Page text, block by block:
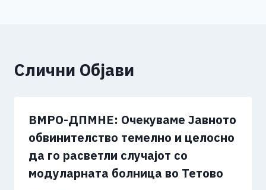
Слични Објави
ВМРО-ДПМНЕ: Очекуваме Јавното
обвинителство темелно и целосно
да го расветли случајот со
модуларната болница во Тетово